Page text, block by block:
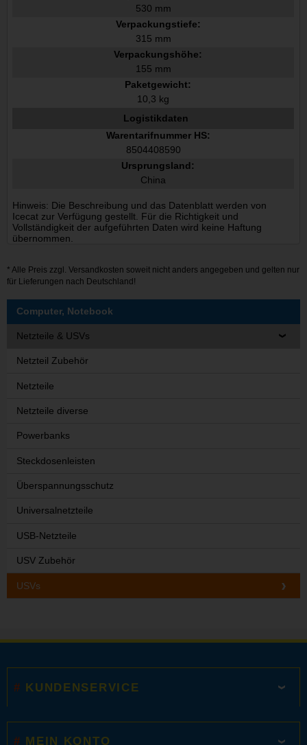
530 mm
Verpackungstiefe:
315 mm
Verpackungshöhe:
155 mm
Paketgewicht:
10,3 kg
Logistikdaten
Warentarifnummer HS:
8504408590
Ursprungsland:
China
Hinweis: Die Beschreibung und das Datenblatt werden von
Icecat zur Verfügung gestellt. Für die Richtigkeit und
Vollständigkeit der aufgeführten Daten wird keine Haftung
übernommen.
* Alle Preis zzgl. Versandkosten soweit nicht anders angegeben und gelten nur
für Lieferungen nach Deutschland!
Computer, Notebook
Netzteile & USVs
Netzteil Zubehör
Netzteile
Netzteile diverse
Powerbanks
Steckdosenleisten
Überspannungsschutz
Universalnetzteile
USB-Netzteile
USV Zubehör
USVs
KUNDENSERVICE
MEIN KONTO